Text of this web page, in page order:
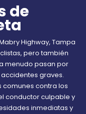
de
Highway, Tampa
pero también
menudo pasan por
graves.
contra los
conductor culpable y
inmediatas y